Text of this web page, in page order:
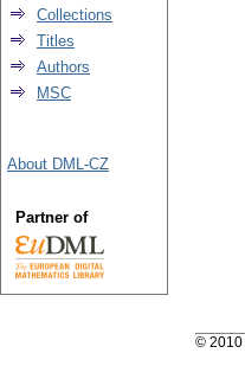
Collections
Titles
Authors
MSC
About DML-CZ
Partner of
© 2010